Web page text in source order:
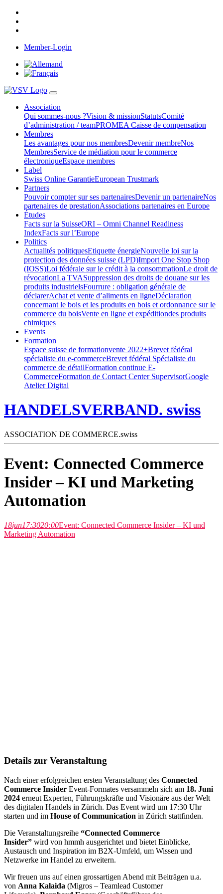
Member-Login
Association
Qui sommes-nous ?Vision & missionStatutsComité
d’administration / teamPROMEA Caisse de compensation
Membres
Les avantages pour nos membresDevenir membreNos
MembresService de médiation pour le commerce
électroniqueEspace membres
Label
Swiss Online GarantieEuropean Trustmark
Partners
Pouvoir compter sur ses partenairesDevenir un partenaireNos
partenaires de prestationAssociations partenaires en Europe
Études
Facts sur la SuisseORI – Omni Channel Readiness
IndexFacts sur l’Europe
Politics
Actualités politiquesEtiquette énergieNouvelle loi sur la
protection des données suisse (LPD)Import One Stop Shop
(IOSS)Loi fédérale sur le crédit à la consommationLe droit de
révocationLa TVASuppression des droits de douane sur les
produits industrielsFourrure : obligation générale de
déclarerAchat et vente d’aliments en ligneDéclaration
concernant le bois et les produits en bois et ordonnance sur le
commerce du boisVente en ligne et expéditiondes produits
chimiques
Events
Formation
Espace suisse de formationvente 2022+Brevet fédéral
spécialiste du e-commerceBrevet fédéral Spécialiste du
commerce de détailFormation continue E-
CommerceFormation de Contact Center SupervisorGoogle
Atelier Digital
HANDELSVERBAND. swiss
ASSOCIATION DE COMMERCE.swiss
Event: Connected Commerce
Insider – KI und Marketing
Automation
18jun17:3020:00Event: Connected Commerce Insider – KI und
Marketing Automation
Details zur Veranstaltung
Nach einer erfolgreichen ersten Veranstaltung des Connected
Commerce Insider Event-Formates versammeln sich am 18. Juni
2024 erneut Experten, Führungskräfte und Visionäre aus der Welt
des digitalen Handels in Zürich. Das Event wird um 17:30 Uhr
starten und im House of Communication in Zürich stattfinden.
Die Veranstaltungsreihe “Connected Commerce
Insider” wird von hmmh ausgerichtet und bietet Einblicke,
Austausch und Inspiration im B2X-Umfeld, um Wissen und
Netzwerke im Handel zu erweitern.
Wir freuen uns auf einen grossartigen Abend mit Beiträgen u.a.
von Anna Kalaida (Migros – Teamlead Customer